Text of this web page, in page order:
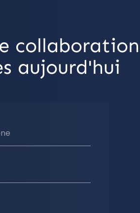
aujourd'hui